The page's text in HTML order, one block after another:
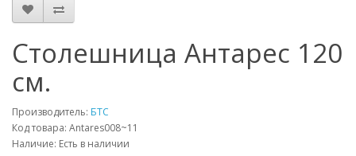
Столешница Антарес 120
см.
Производитель: БТС
Код товара: Antares008~11
Наличие: Есть в наличии